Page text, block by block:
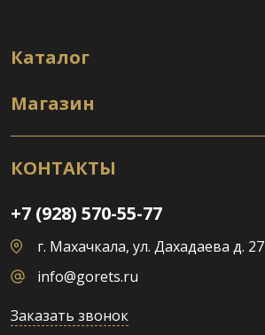
Каталог
Магазин
КОНТАКТЫ
+7 (928) 570-55-77
г. Махачкала, ул. Дахадаева д. 27
info@gorets.ru
Заказать звонок